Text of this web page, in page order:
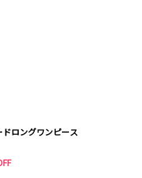
ロングワンピース